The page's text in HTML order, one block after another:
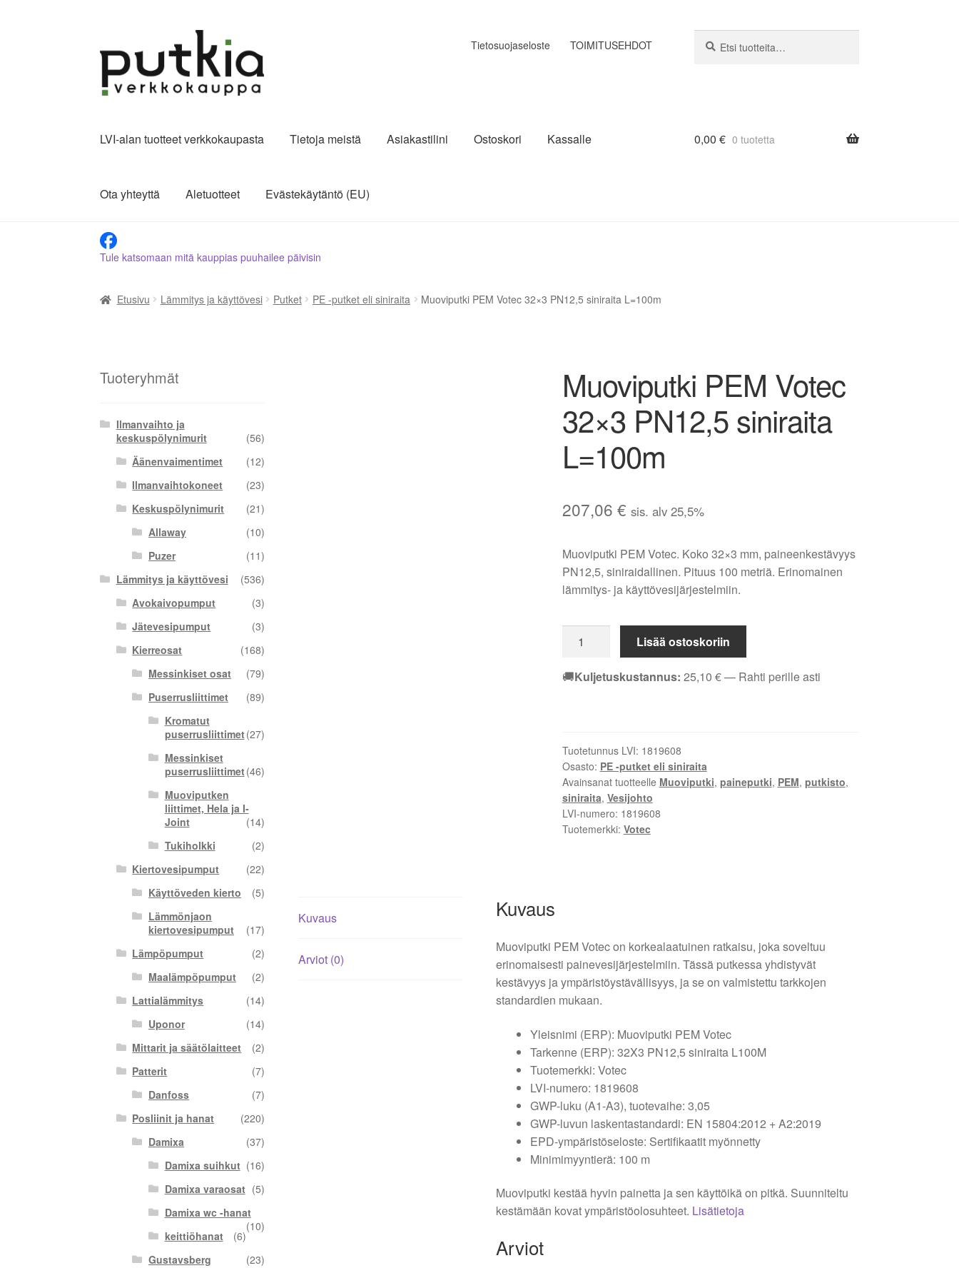
navigointiin
sisältöön
Tietosuojaseloste TOIMITUSEHDOT
LVI-alan tuotteet verkkokaupasta Tietoja meistä Asiakastilini Ostoskori Kassalle
Ota yhteyttä Aletuotteet Evästekäytäntö (EU)
0,00 € 0 tuotetta
Tule katsomaan mitä kauppias puuhailee päivisin
Etusivu Lämmitys ja käyttövesi Putket PE -putket eli siniraita Muoviputki PEM Votec 32×3 PN12,5 siniraita L=100m
Muoviputki PEM Votec
32×3 PN12,5 siniraita
L=100m
207,06 € sis. alv 25,5%
Muoviputki PEM Votec. Koko 32×3 mm, paineenkestävyys
PN12,5, siniraidallinen. Pituus 100 metriä. Erinomainen
lämmitys- ja käyttövesijärjestelmiin.
PEM
Votec
määrä
Lisää ostoskoriin
🚚Kuljetuskustannus: 25,10 €— Rahti perille asti
Tuotetunnus LVI: 1819608
Osasto: PE -putket eli siniraita
Avainsanat tuotteelle Muoviputki, paineputki, PEM, putkisto,
siniraita, Vesijohto
LVI-numero: 1819608
Tuotemerkki: Votec
Kuvaus
Arviot (0)
Kuvaus
Muoviputki PEM Votec on korkealaatuinen ratkaisu, joka soveltuu
erinomaisesti painevesijärjestelmiin. Tässä putkessa yhdistyvät
kestävyys ja ympäristöystävällisyys, ja se on valmistettu tarkkojen
standardien mukaan.
Yleisnimi (ERP): Muoviputki PEM Votec
Tarkenne (ERP): 32X3 PN12,5 siniraita L100M
Tuotemerkki: Votec
LVI-numero: 1819608
GWP-luku (A1-A3), tuotevaihe: 3,05
GWP-luvun laskentastandardi: EN 15804:2012 + A2:2019
EPD-ympäristöseloste: Sertifikaatit myönnetty
Minimimyyntierä: 100 m
Muoviputki kestää hyvin painetta ja sen käyttöikä on pitkä. Suunniteltu
kestämään kovat ympäristöolosuhteet. Lisätietoja
Arviot
Tuoteryhmät
Ilmanvaihto ja
keskuspölynimurit
(56)
Äänenvaimentimet
(12)
Ilmanvaihtokoneet
(23)
Keskuspölynimurit
(21)
Allaway
(10)
Puzer
(11)
Lämmitys ja käyttövesi
(536)
Avokaivopumput
(3)
Jätevesipumput
(3)
Kierreosat
(168)
Messinkiset osat
(79)
Puserrusliittimet
(89)
Kromatut
puserrusliittimet(27)
Messinkiset
puserrusliittimet(46)
Muoviputken
liittimet, Hela ja I-
Joint
(14)
Tukiholkki
(2)
Kiertovesipumput
(22)
Käyttöveden kierto
(5)
Lämmönjaon
kiertovesipumput
(17)
Lämpöpumput
(2)
Maalämpöpumput
(2)
Lattialämmitys
(14)
Uponor
(14)
Mittarit ja säätölaitteet
(2)
Patterit
(7)
Danfoss
(7)
Posliinit ja hanat
(220)
Damixa
(37)
Damixa suihkut (16)
Damixa varaosat (5)
Damixa wc -hanat
(10)
keittiöhanat
(6)
Gustavsberg
(23)